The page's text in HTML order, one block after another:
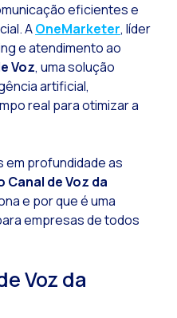
Automação: Como
História e impacto
WhatsApp
Conheça o
A voz do cliente:
eficientes e
AOneMarketer, líder
e atendimento ao
Voz, uma solução
artificial,
real para otimizar a
profundidade as
de Voz da
e por que é uma
empresas de todos
Voz da